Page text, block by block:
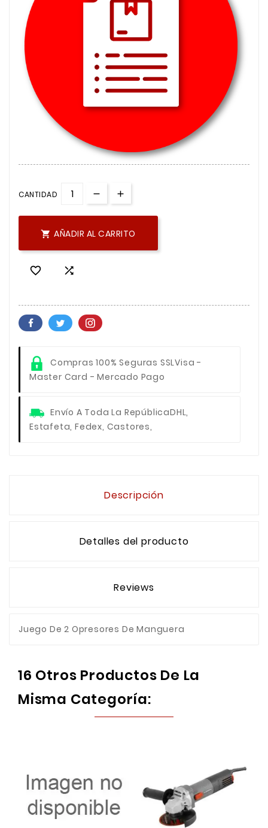
CANTIDAD
 AÑADIR AL CARRITO
 
Compras 100% Seguras SSLVisa -
Master Card - Mercado Pago
Envío A Toda La RepúblicaDHL,
Estafeta, Fedex, Castores,
Descripción
Detalles del producto
Reviews
Juego De 2 Opresores De Manguera
16 Otros Productos De La
Misma Categoría: